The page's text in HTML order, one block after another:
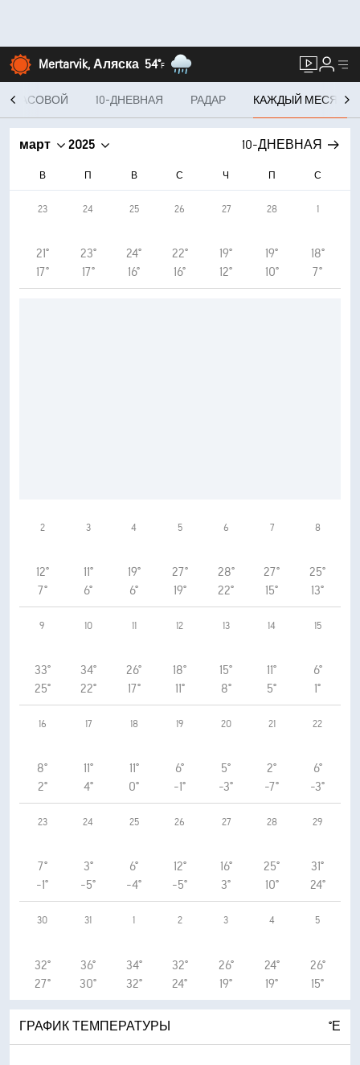
Mertarvik, Аляска 54°F
10-ДНЕВНАЯ РАДАР КАЖДЫЙ МЕСЯЦ
март 2025 10-ДНЕВНАЯ
В П В С Ч П С
23
21°
17°
24
23°
17°
25
24°
16°
26
22°
16°
27
19°
12°
28
19°
10°
1
18°
7°
2
12°
7°
3
11°
6°
4
19°
6°
5
27°
19°
6
28°
22°
7
27°
15°
8
25°
13°
9
33°
25°
10
34°
22°
11
26°
17°
12
18°
11°
13
15°
8°
14
11°
5°
15
6°
1°
16
8°
2°
17
11°
4°
18
11°
0°
19
6°
-1°
20
5°
-3°
21
2°
-7°
22
6°
-3°
23
7°
-1°
24
3°
-5°
25
6°
-4°
26
12°
-5°
27
16°
3°
28
25°
10°
29
31°
24°
30
32°
27°
31
36°
30°
1
34°
32°
2
32°
24°
3
26°
19°
4
24°
19°
5
26°
15°
ГРАФИК ТЕМПЕРАТУРЫ °Е